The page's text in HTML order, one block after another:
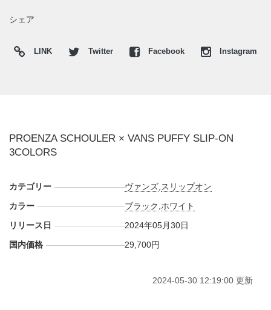
シェア
LINK Twitter Facebook Instagram
PROENZA SCHOULER × VANS PUFFY SLIP-ON
3COLORS
カテゴリー ヴァンズ スリップオン
カラー
ブラック ホワイト
リリース日
2024年05月30日
国内価格
29,700円
2024-05-30 12:19:00 更新